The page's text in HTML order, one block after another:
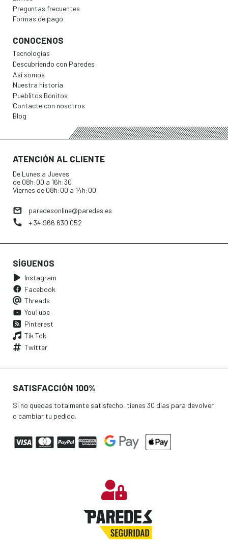
Preguntas frecuentes
Formas de pago
CONOCENOS
Tecnologías
Descubriendo con Paredes
Así somos
Nuestra historia
Pueblitos Bonitos
Contacte con nosotros
Blog
ATENCIÓN AL CLIENTE
De Lunes a Jueves
de 08h:00 a 16h:30
Viernes de 08h:00 a 14h:00
paredesonline@paredes.es
+ 34 966 630 052
SÍGUENOS
Instagram
Facebook
Threads
YouTube
Pinterest
Tik Tok
Twitter
SATISFACCIÓN 100%
Si no quedas totalmente satisfecho, tienes 30 días para devolver
o cambiar tu pedido.